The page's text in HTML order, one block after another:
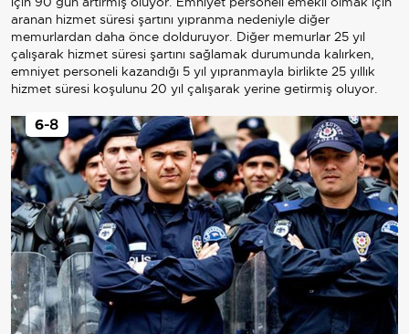
aranan hizmet süresi şartını yıpranma nedeniyle diğer
memurlardan daha önce dolduruyor. Diğer memurlar 25 yıl
çalışarak hizmet süresi şartını sağlamak durumunda kalırken,
emniyet personeli kazandığı 5 yıl yıpranmayla birlikte 25 yıllık
hizmet süresi koşulunu 20 yıl çalışarak yerine getirmiş oluyor.
6-8